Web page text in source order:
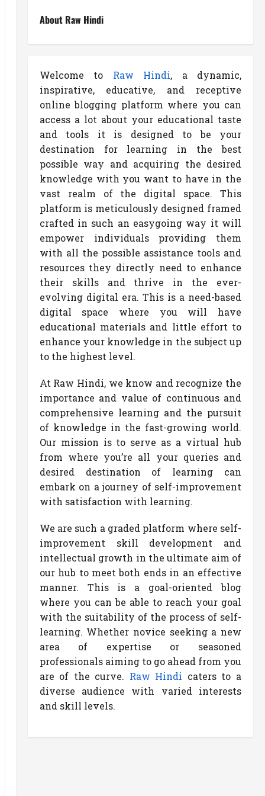
About Raw Hindi
Welcome to Raw Hindi, a dynamic,
inspirative, educative, and receptive
online blogging platform where you can
access a lot about your educational taste
and tools it is designed to be your
destination for learning in the best
possible way and acquiring the desired
knowledge with you want to have in the
vast realm of the digital space. This
platform is meticulously designed framed
crafted in such an easygoing way it will
empower individuals providing them
with all the possible assistance tools and
resources they directly need to enhance
their skills and thrive in the ever-
evolving digital era. This is a need-based
digital space where you will have
educational materials and little effort to
enhance your knowledge in the subject up
to the highest level.
At Raw Hindi, we know and recognize the
importance and value of continuous and
comprehensive learning and the pursuit
of knowledge in the fast-growing world.
Our mission is to serve as a virtual hub
from where you’re all your queries and
desired destination of learning can
embark on a journey of self-improvement
with satisfaction with learning.
We are such a graded platform where self-
improvement skill development and
intellectual growth in the ultimate aim of
our hub to meet both ends in an effective
manner. This is a goal-oriented blog
where you can be able to reach your goal
with the suitability of the process of self-
learning. Whether novice seeking a new
area of expertise or seasoned
professionals aiming to go ahead from you
are of the curve. Raw Hindi caters to a
diverse audience with varied interests
and skill levels.